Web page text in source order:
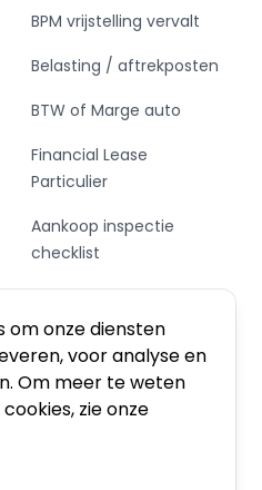
om onze diensten
voor analyse en
Om meer te weten
zie onze
BPM vrijstelling vervalt
Belasting / aftrekposten
BTW of Marge auto
Financial Lease
Particulier
Aankoop inspectie
checklist
Private Leasen,
Financieren of Kopen?